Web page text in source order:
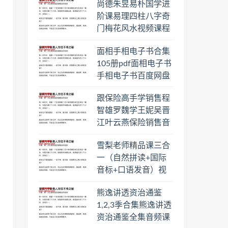
尚德朱昱易朴国学进
阶课易理四柱八字奇
门梅花风水视频课程
学习
面相手相电子书合集
105册pdf面相电子书
手相电子书百度网盘
跟保险高手学销售程
智雄罗魏学王妮吴晋
江叶云燕保险销售音
盘下载学习
雪梨老师精品课三合
一（自然拼读+国际
音标+口语发音）视
载学习
熊逸讲透资治通鉴
1,2,3季合集熊逸讲透
资治通鉴全集音频课